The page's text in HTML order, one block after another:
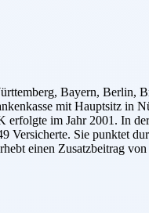
Bayern, Berlin,
mit Hauptsitz in
im Jahr 2001. In
Versicherte. Sie punktet
einen Zusatzbeitrag